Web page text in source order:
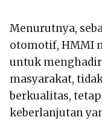
Menurutnya,
otomotif, HMMI
untuk
masyarakat,
berkualitas,
keberlanjutan